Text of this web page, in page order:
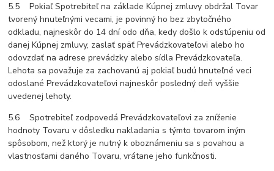
5.5 Pokiaľ Spotrebiteľ na základe Kúpnej zmluvy obdržal Tovar
tvorený hnuteľnými vecami, je povinný ho bez zbytočného
odkladu, najneskôr do 14 dní odo dňa, kedy došlo k odstúpeniu od
danej Kúpnej zmluvy, zaslať späť Prevádzkovateľovi alebo ho
odovzdať na adrese prevádzky alebo sídla Prevádzkovateľa.
Lehota sa považuje za zachovanú aj pokiaľ budú hnuteľné veci
odoslané Prevádzkovateľovi najneskôr posledný deň vyššie
uvedenej lehoty.
5.6 Spotrebiteľ zodpovedá Prevádzkovateľovi za zníženie
hodnoty Tovaru v dôsledku nakladania s týmto tovarom iným
spôsobom, než ktorý je nutný k oboznámeniu sa s povahou a
vlastnosťami daného Tovaru, vrátane jeho funkčnosti.